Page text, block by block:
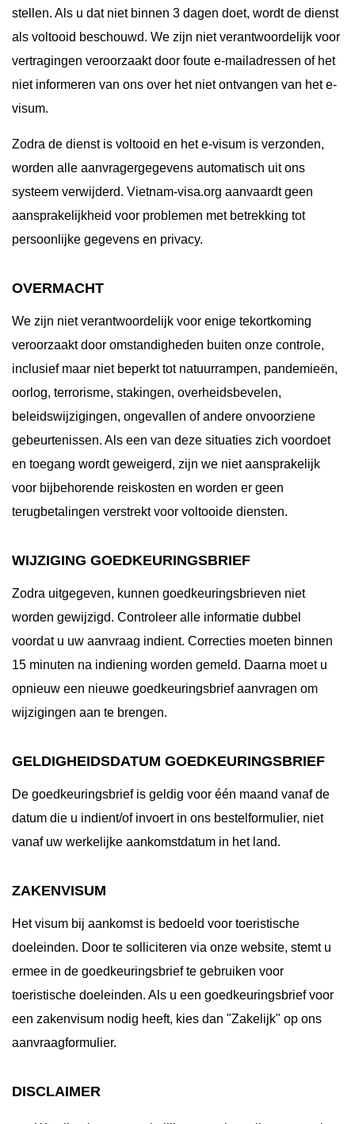
stellen. Als u dat niet binnen 3 dagen doet, wordt de dienst
als voltooid beschouwd. We zijn niet verantwoordelijk voor
vertragingen veroorzaakt door foute e-mailadressen of het
niet informeren van ons over het niet ontvangen van het e-
visum.
Zodra de dienst is voltooid en het e-visum is verzonden,
worden alle aanvragergegevens automatisch uit ons
systeem verwijderd. Vietnam-visa.org aanvaardt geen
aansprakelijkheid voor problemen met betrekking tot
persoonlijke gegevens en privacy.
OVERMACHT
We zijn niet verantwoordelijk voor enige tekortkoming
veroorzaakt door omstandigheden buiten onze controle,
inclusief maar niet beperkt tot natuurrampen, pandemieën,
oorlog, terrorisme, stakingen, overheidsbevelen,
beleidswijzigingen, ongevallen of andere onvoorziene
gebeurtenissen. Als een van deze situaties zich voordoet
en toegang wordt geweigerd, zijn we niet aansprakelijk
voor bijbehorende reiskosten en worden er geen
terugbetalingen verstrekt voor voltooide diensten.
WIJZIGING GOEDKEURINGSBRIEF
Zodra uitgegeven, kunnen goedkeuringsbrieven niet
worden gewijzigd. Controleer alle informatie dubbel
voordat u uw aanvraag indient. Correcties moeten binnen
15 minuten na indiening worden gemeld. Daarna moet u
opnieuw een nieuwe goedkeuringsbrief aanvragen om
wijzigingen aan te brengen.
GELDIGHEIDSDATUM GOEDKEURINGSBRIEF
De goedkeuringsbrief is geldig voor één maand vanaf de
datum die u indient/of invoert in ons bestelformulier, niet
vanaf uw werkelijke aankomstdatum in het land.
ZAKENVISUM
Het visum bij aankomst is bedoeld voor toeristische
doeleinden. Door te solliciteren via onze website, stemt u
ermee in de goedkeuringsbrief te gebruiken voor
toeristische doeleinden. Als u een goedkeuringsbrief voor
een zakenvisum nodig heeft, kies dan "Zakelijk" op ons
aanvraagformulier.
DISCLAIMER